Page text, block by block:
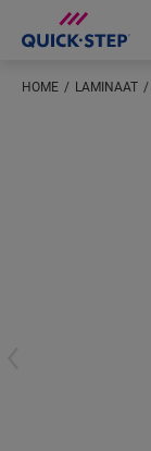
HOME LAMINAAT